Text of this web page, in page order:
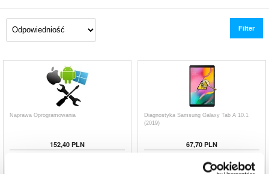
Filter
Naprawa Oprogramowania
152,40 PLN
Diagnostyka Samsung Galaxy Tab A 10.1
(2019)
67,70 PLN